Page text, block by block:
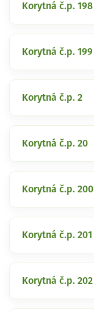
Korytná č.p. 198
Korytná č.p. 199
Korytná č.p. 2
Korytná č.p. 20
Korytná č.p. 200
Korytná č.p. 201
Korytná č.p. 202